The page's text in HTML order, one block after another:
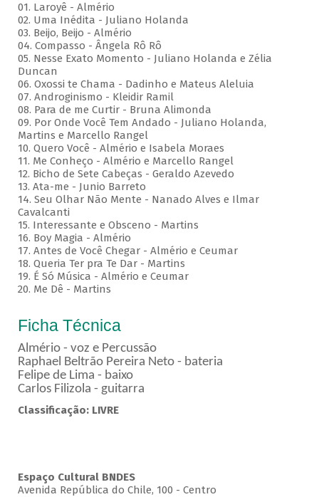
01. Laroyê - Almério
02. Uma Inédita - Juliano Holanda
03. Beijo, Beijo - Almério
04. Compasso - Ângela Rô Rô
05. Nesse Exato Momento - Juliano Holanda e Zélia
Duncan
06. Oxossi te Chama - Dadinho e Mateus Aleluia
07. Androginismo - Kleidir Ramil
08. Para de me Curtir - Bruna Alimonda
09. Por Onde Você Tem Andado - Juliano Holanda,
Martins e Marcello Rangel
10. Quero Você - Almério e Isabela Moraes
11. Me Conheço - Almério e Marcello Rangel
12. Bicho de Sete Cabeças - Geraldo Azevedo
13. Ata-me - Junio Barreto
14. Seu Olhar Não Mente - Nanado Alves e Ilmar
Cavalcanti
15. Interessante e Obsceno - Martins
16. Boy Magia - Almério
17. Antes de Você Chegar - Almério e Ceumar
18. Queria Ter pra Te Dar - Martins
19. É Só Música - Almério e Ceumar
20. Me Dê - Martins
Ficha Técnica
Almério - voz e Percussão
Raphael Beltrão Pereira Neto - bateria
Felipe de Lima - baixo
Carlos Filizola - guitarra
Classificação: LIVRE
Espaço Cultural BNDES
Avenida República do Chile, 100 - Centro